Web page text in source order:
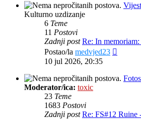
Kulturno uzdizanje
6 Teme
11 Postovi
Zadnji post Re: In
Postao/la medvjed23
10 jul 2026, 20:35
Moderator/ica: toxic
23 Teme
1683 Postovi
Zadnji post Re: FS#12 Ruine